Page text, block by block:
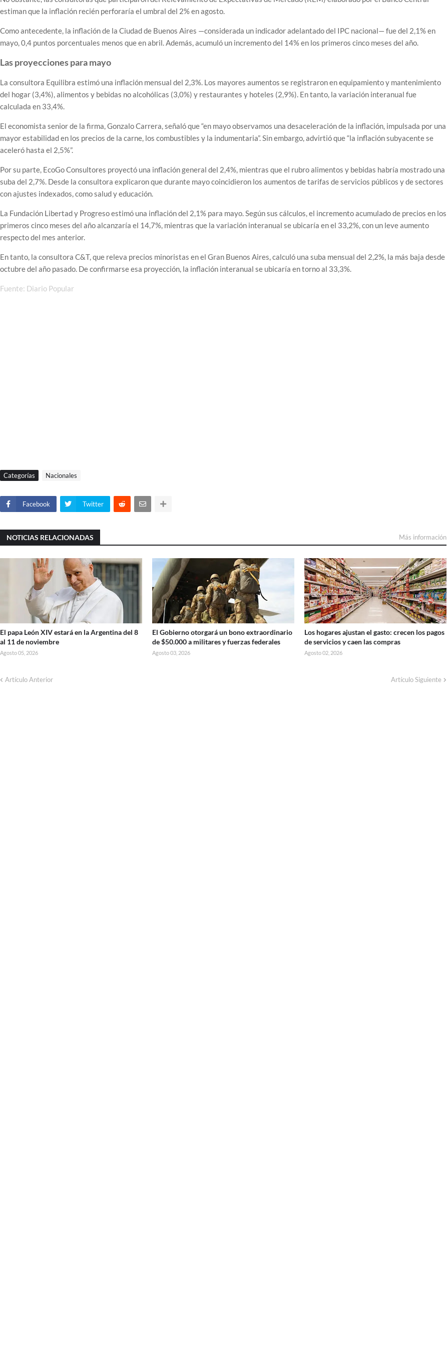
estiman que la inflación recién perforaría el umbral del 2% en agosto.
Como antecedente, la inflación de la Ciudad de Buenos Aires —considerada un indicador adelantado del IPC nacional— fue del 2,1% en
mayo, 0,4 puntos porcentuales menos que en abril. Además, acumuló un incremento del 14% en los primeros cinco meses del año.
Las proyecciones para mayo
La consultora Equilibra estimó una inflación mensual del 2,3%. Los mayores aumentos se registraron en equipamiento y mantenimiento
del hogar (3,4%), alimentos y bebidas no alcohólicas (3,0%) y restaurantes y hoteles (2,9%). En tanto, la variación interanual fue
calculada en 33,4%.
El economista senior de la firma, Gonzalo Carrera, señaló que “en mayo observamos una desaceleración de la inflación, impulsada por una
mayor estabilidad en los precios de la carne, los combustibles y la indumentaria”. Sin embargo, advirtió que “la inflación subyacente se
aceleró hasta el 2,5%”.
Por su parte, EcoGo Consultores proyectó una inflación general del 2,4%, mientras que el rubro alimentos y bebidas habría mostrado una
suba del 2,7%. Desde la consultora explicaron que durante mayo coincidieron los aumentos de tarifas de servicios públicos y de sectores
con ajustes indexados, como salud y educación.
La Fundación Libertad y Progreso estimó una inflación del 2,1% para mayo. Según sus cálculos, el incremento acumulado de precios en los
primeros cinco meses del año alcanzaría el 14,7%, mientras que la variación interanual se ubicaría en el 33,2%, con un leve aumento
respecto del mes anterior.
En tanto, la consultora C&T, que releva precios minoristas en el Gran Buenos Aires, calculó una suba mensual del 2,2%, la más baja desde
octubre del año pasado. De confirmarse esa proyección, la inflación interanual se ubicaría en torno al 33,3%.
Fuente: Diario Popular
Categorías Nacionales
Facebook Twitter
NOTICIAS RELACIONADAS Más información
El papa León XIV estará en la Argentina del 8
al 11 de noviembre
Agosto 05, 2026
El Gobierno otorgará un bono extraordinario
de $50.000 a militares y fuerzas federales
Agosto 03, 2026
Los hogares ajustan el gasto: crecen los pagos
de servicios y caen las compras
Agosto 02, 2026
Artículo Anterior Artículo Siguiente